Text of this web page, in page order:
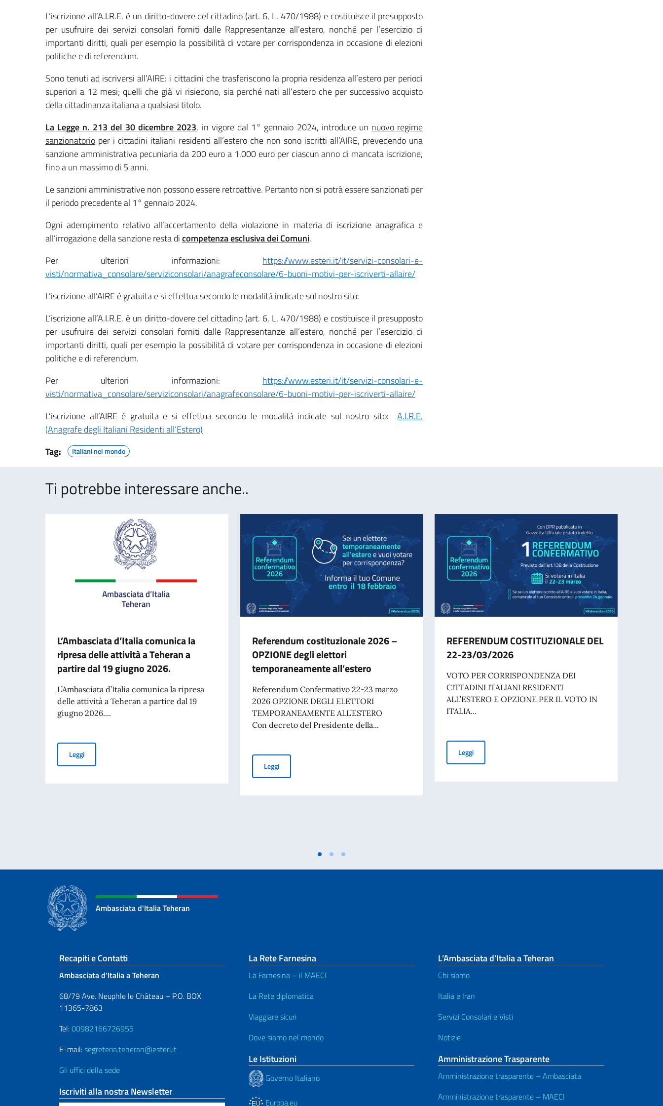
L’iscrizione all’A.I.R.E. è un diritto-dovere del cittadino (art. 6, L. 470/1988) e costituisce il presupposto
per usufruire dei servizi consolari forniti dalle Rappresentanze all’estero, nonché per l’esercizio di
importanti diritti, quali per esempio la possibilità di votare per corrispondenza in occasione di elezioni
politiche e di referendum.
Sono tenuti ad iscriversi all’AIRE: i cittadini che trasferiscono la propria residenza all’estero per periodi
superiori a 12 mesi; quelli che già vi risiedono, sia perché nati all’estero che per successivo acquisto
della cittadinanza italiana a qualsiasi titolo.
La Legge n. 213 del 30 dicembre 2023, in vigore dal 1° gennaio 2024, introduce un nuovo regime
sanzionatorio per i cittadini italiani residenti all’estero che non sono iscritti all’AIRE, prevedendo una
sanzione amministrativa pecuniaria da 200 euro a 1.000 euro per ciascun anno di mancata iscrizione,
fino a un massimo di 5 anni.
Le sanzioni amministrative non possono essere retroattive. Pertanto non si potrà essere sanzionati per
il periodo precedente al 1° gennaio 2024.
Ogni adempimento relativo all’accertamento della violazione in materia di iscrizione anagrafica e
all’irrogazione della sanzione resta dicompetenza esclusiva dei Comuni.
Per ulteriori informazioni: https://www.esteri.it/it/servizi-consolari-e-
visti/normativa_consolare/serviziconsolari/anagrafeconsolare/6-buoni-motivi-per-iscriverti-allaire/
L’iscrizione all’AIRE è gratuita e si effettua secondo le modalità indicate sul nostro sito:
L’iscrizione all’A.I.R.E. è un diritto-dovere del cittadino (art. 6, L. 470/1988) e costituisce il presupposto
per usufruire dei servizi consolari forniti dalle Rappresentanze all’estero, nonché per l’esercizio di
importanti diritti, quali per esempio la possibilità di votare per corrispondenza in occasione di elezioni
politiche e di referendum.
Per ulteriori informazioni: https://www.esteri.it/it/servizi-consolari-e-
visti/normativa_consolare/serviziconsolari/anagrafeconsolare/6-buoni-motivi-per-iscriverti-allaire/
L’iscrizione all’AIRE è gratuita e si effettua secondo le modalità indicate sul nostro sito:A.I.R.E.
(Anagrafe degli Italiani Residenti all’Estero)
Tag:
Italiani nel mondo
Ti potrebbe interessare anche..
L’Ambasciata d’Italia comunica la
ripresa delle attività a Teheran a
partire dal 19 giugno 2026.
L’Ambasciata d’Italia comunica la ripresa
delle attività a Teheran a partire dal 19
giugno 2026....
LeggiL’Ambasciata d’Italia comunica la ripresa delle attività a Teheran a partire dal 19 giugno 2026.
Referendum costituzionale 2026 –
OPZIONE degli elettori
temporaneamente all’estero
Referendum Confermativo 22-23 marzo
2026 OPZIONE DEGLI ELETTORI
TEMPORANEAMENTE ALL’ESTERO
Con decreto del Presidente della...
LeggiReferendum costituzionale 2026 – OPZIONE degli elettori temporaneamente all’estero
REFERENDUM COSTITUZIONALE DEL
22-23/03/2026
VOTO PER CORRISPONDENZA DEI
CITTADINI ITALIANI RESIDENTI
ALL’ESTERO E OPZIONE PER IL VOTO IN
ITALIA...
LeggiREFERENDUM COSTITUZIONALE DEL 22-23/03/2026
Ambasciata d'Italia Teheran
Sezione footer
Recapiti e Contatti
Ambasciata d’Italia a Teheran
68/79 Ave. Neuphle le Château – P.O. BOX
11365-7863
Tel:00982166726955
E-mail:segreteria.teheran@esteri.it
Gli uffici della sede
Iscriviti alla nostra Newsletter
La Rete Farnesina
La Farnesina – il MAECI
La Rete diplomatica
Viaggiare sicuri
Dove siamo nel mondo
Le Istituzioni
Governo Italiano
Europa.eu
L’Ambasciata d’Italia a Teheran
Chi siamo
Italia e Iran
Servizi Consolari e Visti
Notizie
Amministrazione Trasparente
Amministrazione trasparente – Ambasciata
Amministrazione trasparente – MAECI